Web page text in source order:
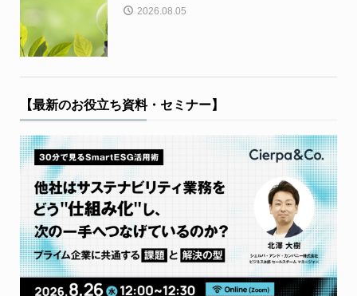
2026.08.05
【最新のお役立ち資料・セミナー】